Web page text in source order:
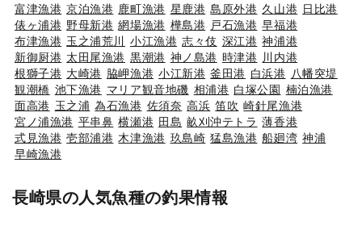
富津漁港 京泊漁港 鹿町漁港 星鹿港 島原外港 久山港 日比港
俵ヶ浦港 野母新港 網場漁港 樺島港 戸石漁港 早福港
布津漁港 玉之浦荒川 小江漁港 志々伎 深江港 神浦港
新御厨港 太田尾漁港 黒潮港 神ノ島港 時津港 川内港
根獅子港 大崎港 脇岬漁港 小江新港 釜田港 白浜港 八幡突堤
観潮橋 池下漁港 マリア観音地磯 相浦港 白塚公園 楠泊漁港
面高港 玉之浦 為石漁港 佐須奈 高浜 笛吹 崎針尾漁港
宮ノ浦漁港 平串鼻 横瀬港 田島 畝刈沖テトラ 薄香港
式見漁港 壱部浦港 木津漁港 玖島崎 猛島漁港 船廻湾 神浦
早崎漁港
長崎県の人気魚種の釣果情報